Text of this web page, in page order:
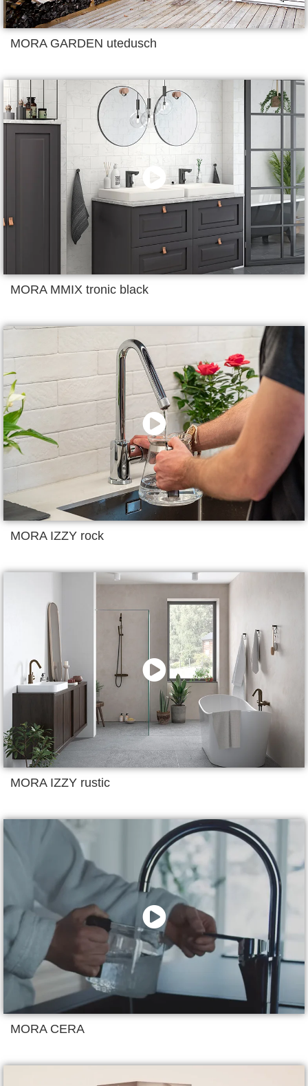
MORA GARDEN utedusch
MORA MMIX tronic black
MORA IZZY rock
MORA IZZY rustic
MORA CERA